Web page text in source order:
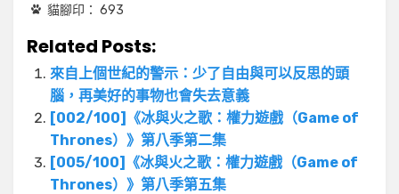
貓腳印： 693
Related Posts:
來自上個世紀的警示：少了自由與可以反思的頭
腦，再美好的事物也會失去意義
[002/100]《冰與火之歌：權力遊戲（Game of
Thrones）》第八季第二集
[005/100]《冰與火之歌：權力遊戲（Game of
Thrones）》第八季第五集